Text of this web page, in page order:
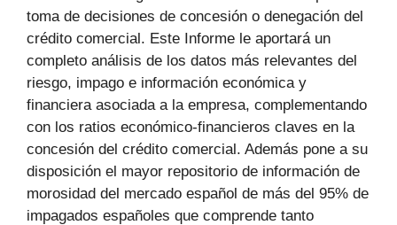
toma de decisiones de concesión o denegación del
crédito comercial. Este Informe le aportará un
completo análisis de los datos más relevantes del
riesgo, impago e información económica y
financiera asociada a la empresa, complementando
con los ratios económico-financieros claves en la
concesión del crédito comercial. Además pone a su
disposición el mayor repositorio de información de
morosidad del mercado español de más del 95% de
impagados españoles que comprende tanto